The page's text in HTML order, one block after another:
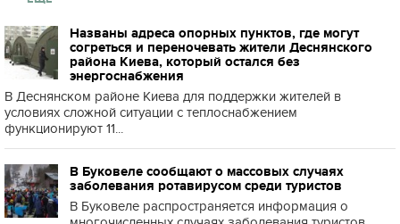
Названы адреса опорных пунктов, где могут
согреться и переночевать жители Деснянского
района Киева, который остался без
энергоснабжения
В Деснянском районе Киева для поддержки жителей в
условиях сложной ситуации с теплоснабжением
функционируют 11...
В Буковеле сообщают о массовых случаях
заболевания ротавирусом среди туристов
В Буковеле распространяется информация о